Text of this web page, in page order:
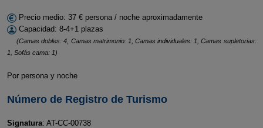
Precio medio: 37 € persona / noche aproximadamente
Capacidad: 8-4+1 plazas
(Camas dobles: 4, Camas matrimonio: 1, Camas individuales: 1, Camas supletorias:
1, Sofás cama: 1)
Por persona y noche
Número de Registro de Turismo
Signatura: AT-CC-00738